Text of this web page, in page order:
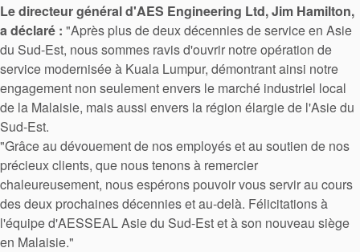
Académie
Brochures produits
Le directeur général d'AES Engineering Ltd, Jim Hamilton,
a déclaré : "Après plus de deux décennies de service en Asie
du Sud-Est, nous sommes ravis d'ouvrir notre opération de
service modernisée à Kuala Lumpur, démontrant ainsi notre
engagement non seulement envers le marché industriel local
de la Malaisie, mais aussi envers la région élargie de l'Asie du
Sud-Est.
"Grâce au dévouement de nos employés et au soutien de nos
précieux clients, que nous tenons à remercier
chaleureusement, nous espérons pouvoir vous servir au cours
des deux prochaines décennies et au-delà. Félicitations à
l'équipe d'AESSEAL Asie du Sud-Est et à son nouveau siège
en Malaisie."